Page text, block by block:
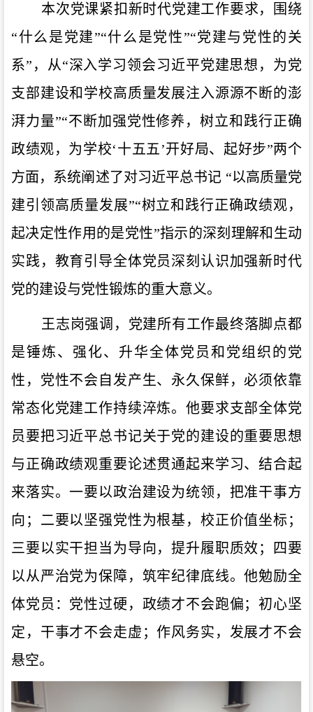
本次党课紧扣新时代党建工作要求，围绕
“什么是党建”“什么是党性”“党建与党性的关
系” ，从“深入学习领会习近平党建思想，为党
支部建设和学校高质量发展注入源源不断的澎
湃力量”“不断加强党性修养，树立和践行正确
政绩观，为学校‘十五五’开好局、起好步”两个
方面，系统阐述了对习近平总书记 “以高质量党
建引领高质量发展”“树立和践行正确政绩观，
起决定性作用的是党性”指示的深刻理解和生动
实践，教育引导全体党员深刻认识加强新时代
党的建设与党性锻炼的重大意义。
王志岗强调， 党建所有工作最终落脚点都
是锤炼、强化、升华全体党员和党组织的党
性 ， 党性不会自发产生、永久保鲜，必须依靠
常态化党建工作持续淬炼。他要求支部全体党
员要把习近平总书记关于党的建设的重要思想
与正确政绩观重要论述贯通起来学习、结合起
来落实。一要以政治建设为统领，把准干事方
向；二要以坚强党性为根基，校正价值坐标；
三要以实干担当为导向，提升履职质效；四要
以从严治党为保障，筑牢纪律底线。他勉励全
体党员： 党性过硬，政绩才不会跑偏；初心坚
定，干事才不会走虚；作风务实，发展才不会
悬空。